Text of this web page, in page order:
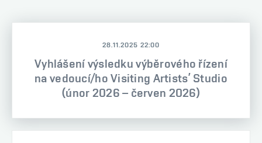
28.11.2025 22:00
Vyhlášení výsledku výběrového řízení
na vedoucí/ho Visiting Artists’ Studio
(únor 2026 – červen 2026)